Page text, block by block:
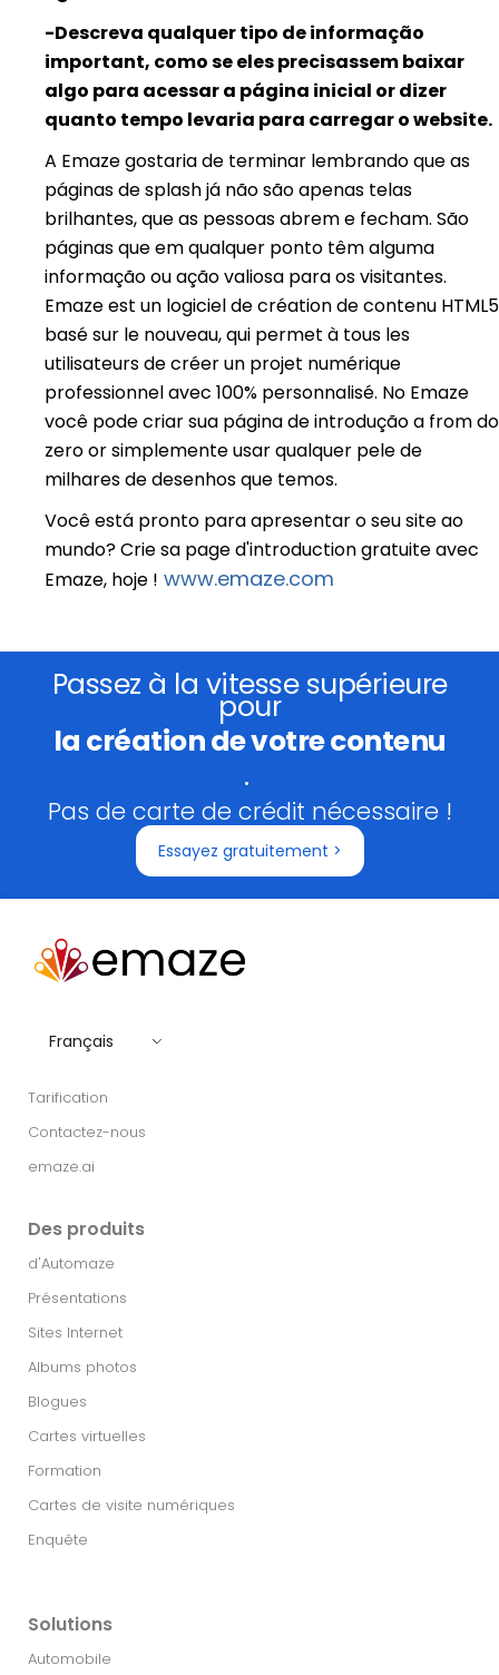
-Descreva qualquer tipo de informação
important, como se eles precisassem baixar
algo para acessar a página inicial or dizer
quanto tempo levaria para carregar o website.
A Emaze gostaria de terminar lembrando que as
páginas de splash já não são apenas telas
brilhantes, que as pessoas abrem e fecham. São
páginas que em qualquer ponto têm alguma
informação ou ação valiosa para os visitantes.
Emaze est un logiciel de création de contenu HTML5
basé sur le nouveau, qui permet à tous les
utilisateurs de créer un projet numérique
professionnel avec 100% personnalisé. No Emaze
você pode criar sua página de introdução a from do
zero or simplemente usar qualquer pele de
milhares de desenhos que temos.
Você está pronto para apresentar o seu site ao
mundo? Crie sa page d'introduction gratuite avec
Emaze, hoje ! www.emaze.com
Passez à la vitesse supérieure
pour
la création de votre contenu
.
Pas de carte de crédit nécessaire !
Essayez gratuitement >
Français
Tarification
Contactez-nous
emaze.ai
Des produits
d'Automaze
Présentations
Sites Internet
Albums photos
Blogues
Cartes virtuelles
Formation
Cartes de visite numériques
Enquête
Solutions
Automobile